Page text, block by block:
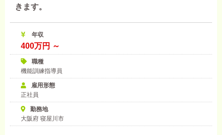
きます。
年収
400万円 ～
職種
機能訓練指導員
雇用形態
正社員
勤務地
大阪府 寝屋川市